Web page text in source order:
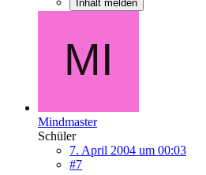
Inhalt melden
Mindmaster
Schüler
7. April 2004 um 00:03
#7